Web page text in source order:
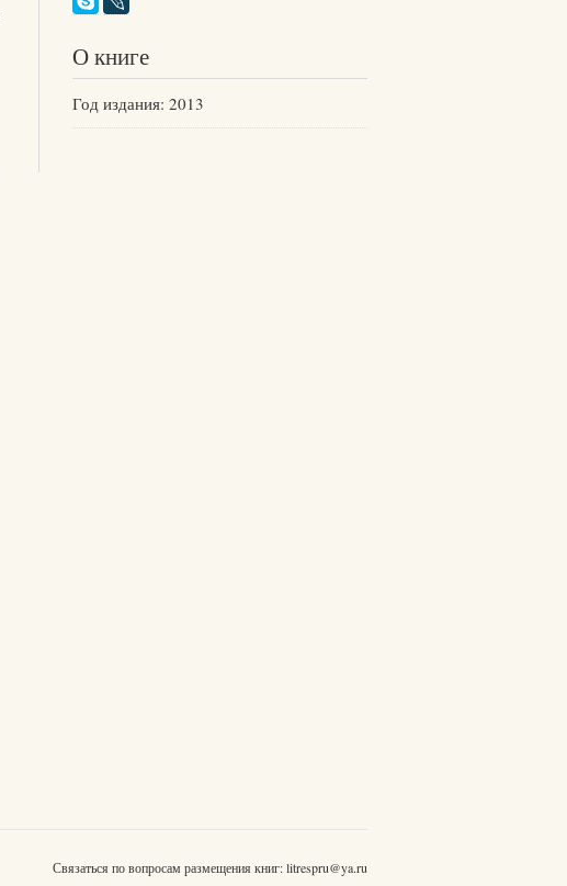
О книге
Год издания: 2013
Связаться по вопросам размещения книг:litrespru@ya.ru